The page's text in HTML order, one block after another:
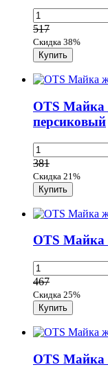
517
Скидка 38%
OTS Майка
персиковый
381
Скидка 21%
OTS Майка
467
Скидка 25%
OTS Майка